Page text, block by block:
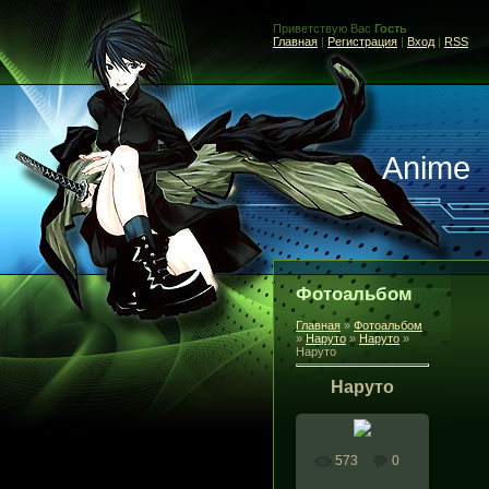
Приветствую Вас Гость
Главная | Регистрация | Вход | RSS
Anime
Фотоальбом
Главная » Фотоальбом
»Наруто » Наруто »
Наруто
Наруто
573 0